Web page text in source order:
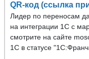
QR-код (ссылка
Лидер по переносам
на интеграции 1С с
смотрите на сайте
1С в статусе